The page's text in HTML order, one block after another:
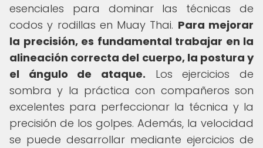
esenciales para dominar las técnicas de
codos y rodillas en Muay Thai. Para mejorar
la precisión, es fundamental trabajar en la
alineación correcta del cuerpo, la postura y
el ángulo de ataque. Los ejercicios de
sombra y la práctica con compañeros son
excelentes para perfeccionar la técnica y la
precisión de los golpes. Además, la velocidad
se puede desarrollar mediante ejercicios de